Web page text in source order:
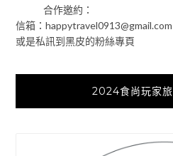
合作邀約：
信箱：happytravel0913@gmail.com
或是私訊到黑皮的粉絲專頁
2024食尚玩家